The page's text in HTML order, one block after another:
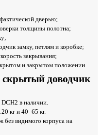
дверью;
толщины полотна;
замку, петлям и коробке;
закрывания;
и закрытом положении.
скрытый доводчик
в наличии.
кг и 40–65 кг.
видимого корпуса на